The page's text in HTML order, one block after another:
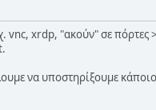
xrdp, "ακούν" σε πόρτες >
να υποστηρίξουμε